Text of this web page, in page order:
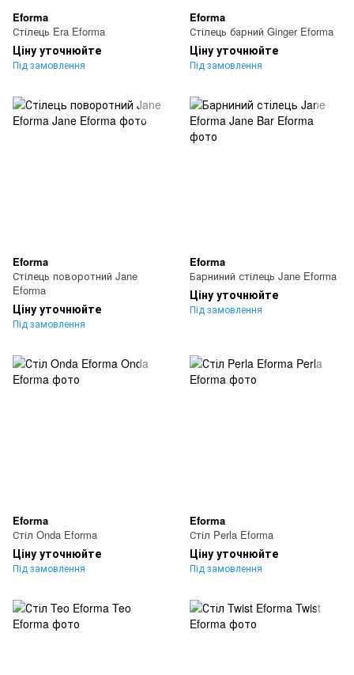
Eforma
Стілець Era Eforma
Ціну уточнюйте
Під замовлення
Eforma
Стілець барний Ginger Eforma
Ціну уточнюйте
Під замовлення
Eforma
Стілець поворотний Jane
Eforma
Ціну уточнюйте
Під замовлення
Eforma
Барниний стілець Jane Eforma
Ціну уточнюйте
Під замовлення
Eforma
Стіл Onda Eforma
Ціну уточнюйте
Під замовлення
Eforma
Стіл Perla Eforma
Ціну уточнюйте
Під замовлення